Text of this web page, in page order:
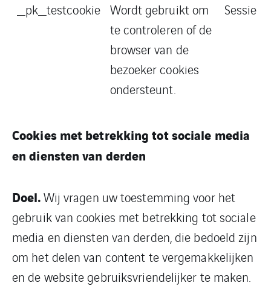
_pk_testcookie Wordt gebruikt om
te controleren of de
browser van de
bezoeker cookies
ondersteunt.
Sessie
Cookies met betrekking tot sociale media
en diensten van derden
Doel.Wij vragen uw toestemming voor het
gebruik van cookies met betrekking tot sociale
media en diensten van derden, die bedoeld zijn
om het delen van content te vergemakkelijken
en de website gebruiksvriendelijker te maken.